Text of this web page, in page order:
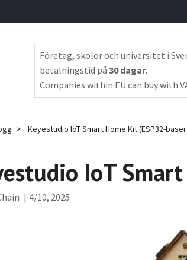
Företag, skolor och universitet i
betalningstid på30 dagar.
Companies within EU can buy with
Keyestudio IoT Smart Home Kit (ESP32-
IoT
| 4/10, 2025